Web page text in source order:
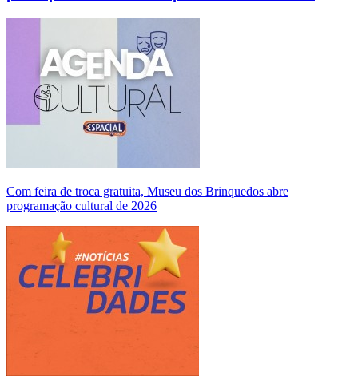
Com feira de troca gratuita, Museu dos Brinquedos abre
programação cultural de 2026